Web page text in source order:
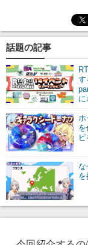
マンガ
ニコニコQ
話題の記事
す
ホ
な